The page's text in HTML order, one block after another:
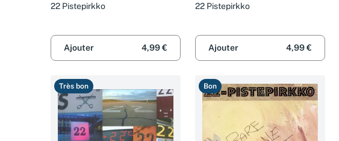
22 Pistepirkko
Ajouter 4,99 €
22 Pistepirkko
Ajouter 4,99 €
Très bon Bon